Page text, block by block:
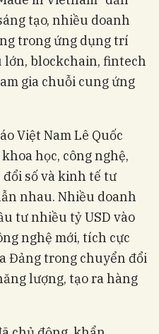
tạo, nhiều doanh
trong ứng dụng trí
lớn, blockchain, fintech
gia chuỗi cung ứng
Việt Nam Lê Quốc
học, công nghệ,
đổi số và kinh tế tư
nhau. Nhiều doanh
tư nhiều tỷ USD vào
nghệ mới, tích cực
Đảng trong chuyển đổi
lượng, tạo ra hàng